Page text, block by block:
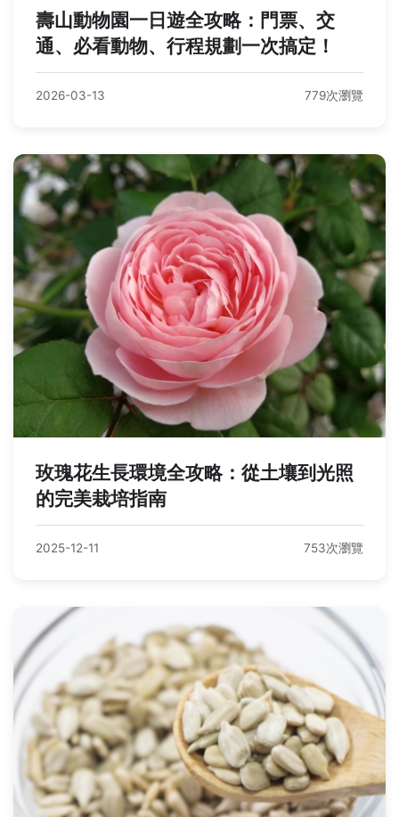
壽山動物園一日遊全攻略：門票、交
通、必看動物、行程規劃一次搞定！
2026-03-13 779次瀏覽
玫瑰花生長環境全攻略：從土壤到光照
的完美栽培指南
2025-12-11 753次瀏覽